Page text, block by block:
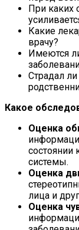
При каких
Какие
врачу?
Имеются
Страдал
Какое
Оценка
состоянии
системы.
Оценка
лица и
Оценка